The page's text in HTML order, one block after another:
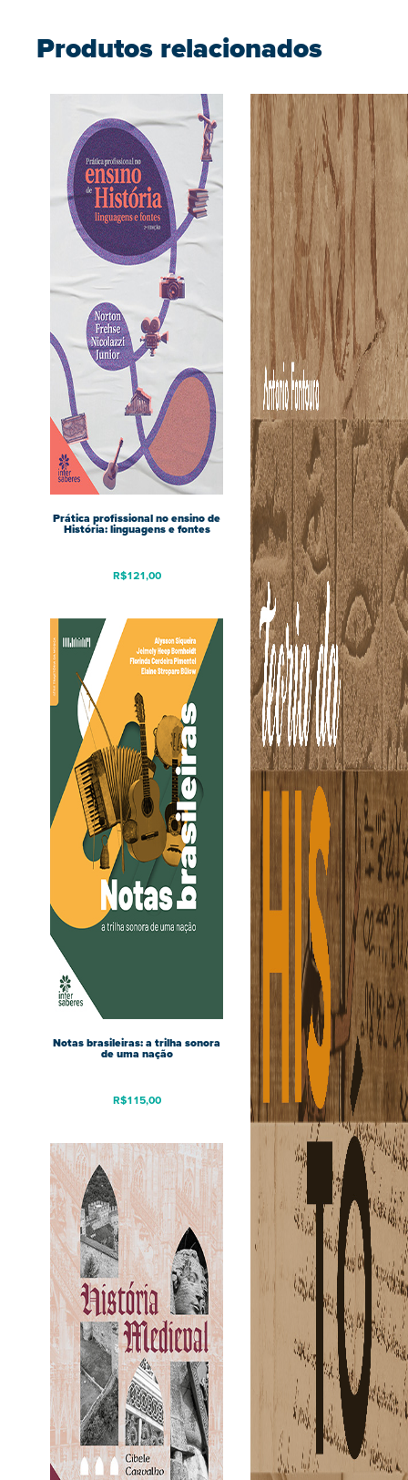
Produtos relacionados
Prática profissional no ensino de
História: linguagens e fontes
R$121,00
Notas brasileiras: a trilha sonora
de uma nação
R$115,00